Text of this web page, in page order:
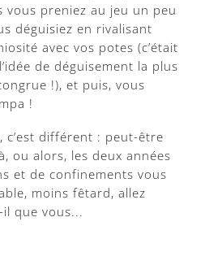
vous preniez au jeu un peu
déguisiez en rivalisant
avec vos potes (c’était
de déguisement la plus
!), et puis, vous
!
c’est différent : peut-être
ou alors, les deux années
et de confinements vous
moins fêtard, allez
que vous...